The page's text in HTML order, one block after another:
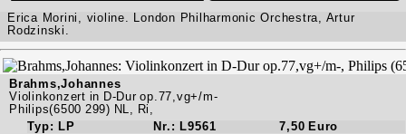
Erica Morini, violine. London Philharmonic Orchestra, Artur
Rodzinski.
Brahms,Johannes
Violinkonzert in D-Dur op.77,vg+/m-
Philips(6500 299) NL, Ri,
Typ: LP
Nr.: L9561 7,50 Euro